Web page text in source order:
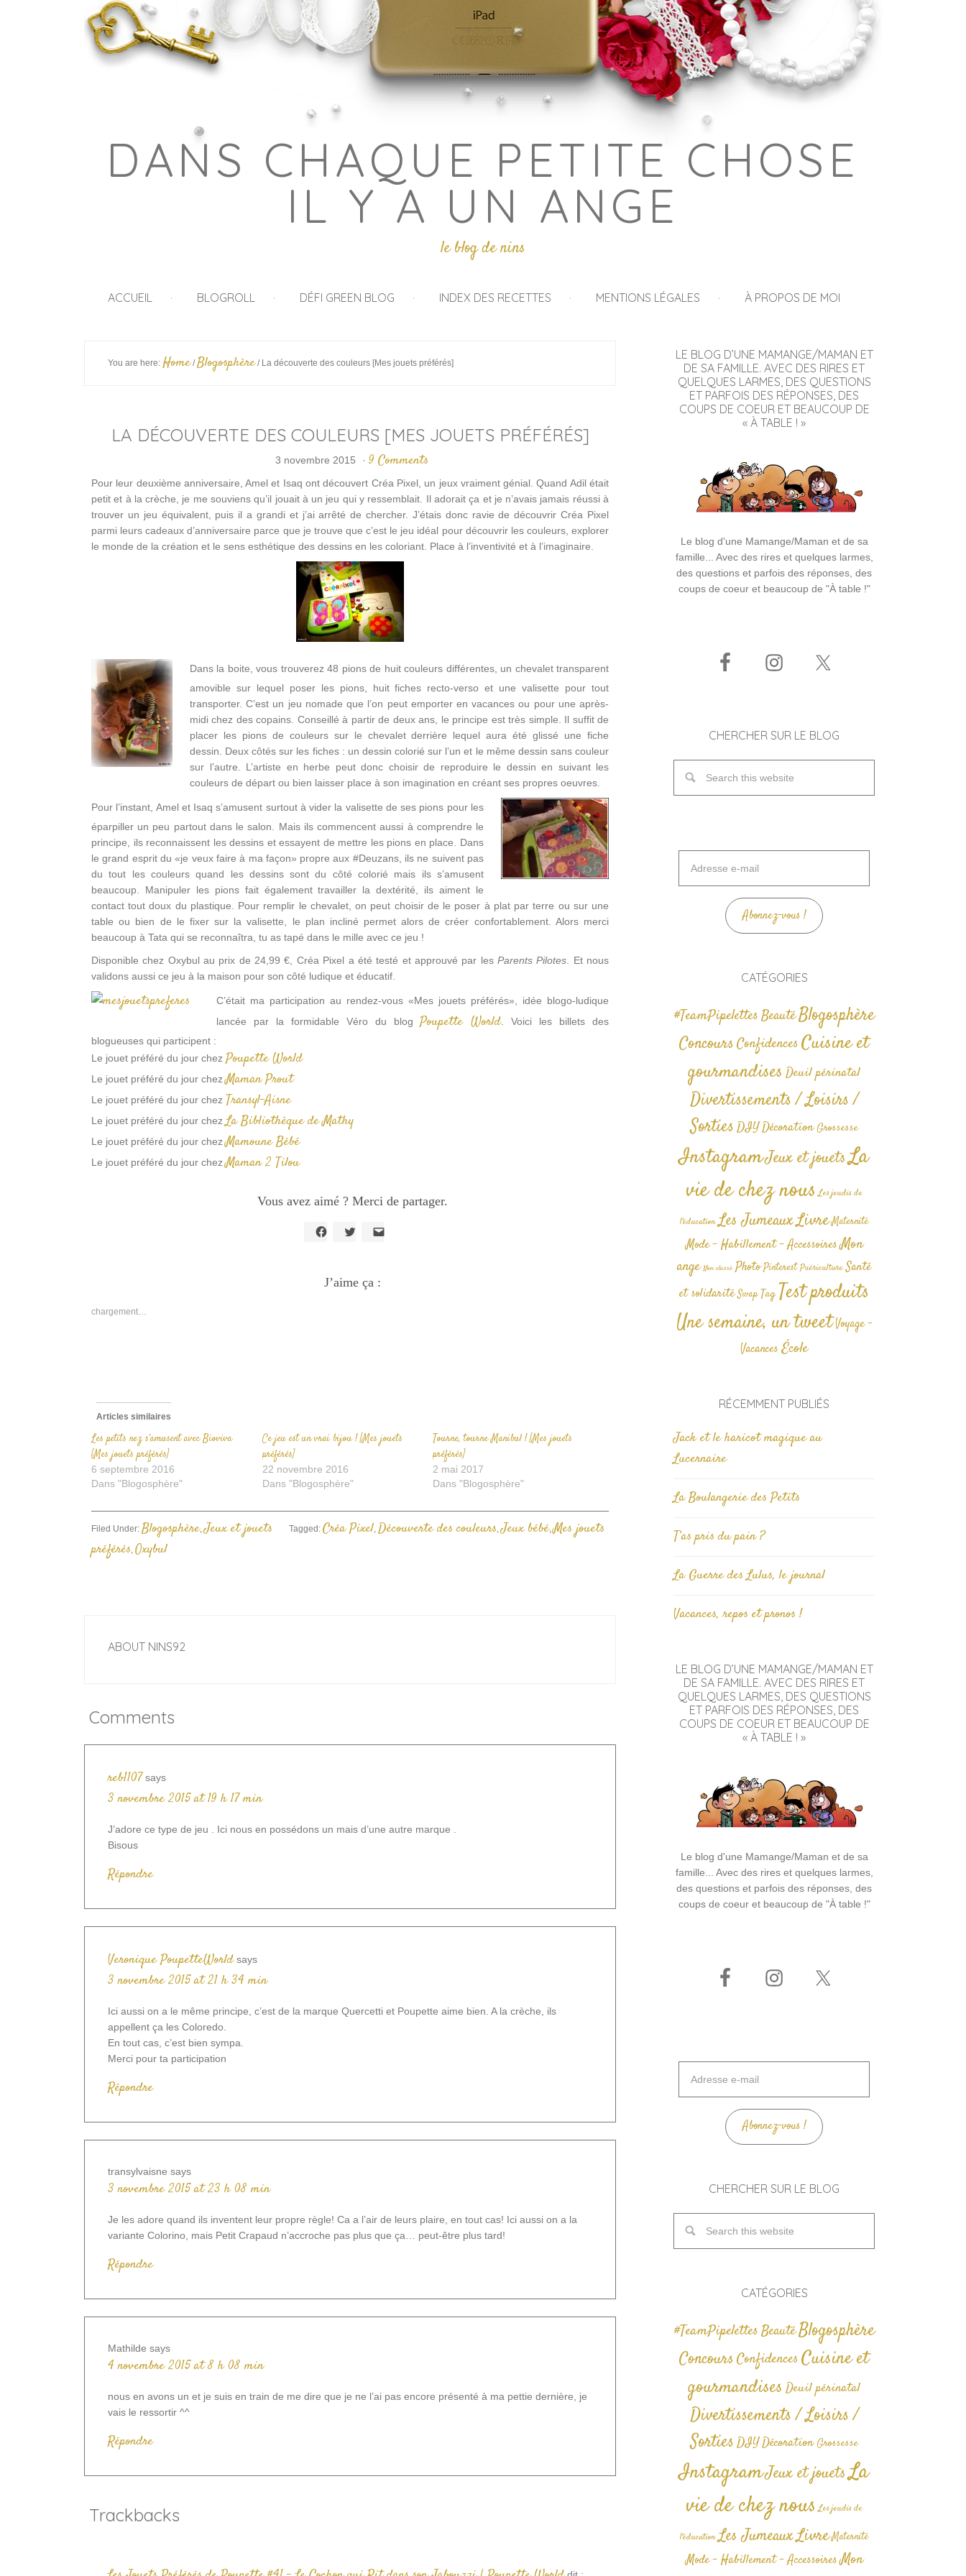
DANS CHAQUE PETITE CHOSE
IL Y A UN ANGE
le blog de nins
ACCUEIL BLOGROLL DÉFI GREEN BLOG INDEX DES RECETTES MENTIONS LÉGALES À PROPOS DE MOI
You are here: Home / Blogosphère /La découverte des couleurs [Mes jouets préférés]
LA DÉCOUVERTE DES COULEURS [MES JOUETS PRÉFÉRÉS]
3 novembre 2015 · 9 Comments
Pour leur deuxième anniversaire, Amel et Isaq ont découvert Créa Pixel, un jeux vraiment génial. Quand Adil était
petit et à la crèche, je me souviens qu’il jouait à un jeu qui y ressemblait. Il adorait ça et je n’avais jamais réussi à
trouver un jeu équivalent, puis il a grandi et j’ai arrêté de chercher. J’étais donc ravie de découvrir Créa Pixel
parmi leurs cadeaux d’anniversaire parce que je trouve que c’est le jeu idéal pour découvrir les couleurs, explorer
le monde de la création et le sens esthétique des dessins en les coloriant. Place à l’inventivité et à l’imaginaire.
Dans la boite, vous trouverez 48 pions de huit couleurs différentes, un chevalet transparent
amovible sur lequel poser les pions, huit fiches recto-verso et une valisette pour tout
transporter. C’est un jeu nomade que l’on peut emporter en vacances ou pour une après-
midi chez des copains. Conseillé à partir de deux ans, le principe est très simple. Il suffit de
placer les pions de couleurs sur le chevalet derrière lequel aura été glissé une fiche
dessin. Deux côtés sur les fiches : un dessin colorié sur l’un et le même dessin sans couleur
sur l’autre. L’artiste en herbe peut donc choisir de reproduire le dessin en suivant les
couleurs de départ ou bien laisser place à son imagination en créant ses propres oeuvres.
Pour l’instant, Amel et Isaq s’amusent surtout à vider la valisette de ses pions pour les
éparpiller un peu partout dans le salon. Mais ils commencent aussi à comprendre le
principe, ils reconnaissent les dessins et essayent de mettre les pions en place. Dans
le grand esprit du «je veux faire à ma façon» propre aux #Deuzans, ils ne suivent pas
du tout les couleurs quand les dessins sont du côté colorié mais ils s’amusent
beaucoup. Manipuler les pions fait également travailler la dextérité, ils aiment le
contact tout doux du plastique. Pour remplir le chevalet, on peut choisir de le poser à plat par terre ou sur une
table ou bien de le fixer sur la valisette, le plan incliné permet alors de créer confortablement. Alors merci
beaucoup à Tata qui se reconnaîtra, tu as tapé dans le mille avec ce jeu !
Disponible chez Oxybul au prix de 24,99 €, Créa Pixel a été testé et approuvé par les Parents Pilotes . Et nous
validons aussi ce jeu à la maison pour son côté ludique et éducatif.
C’était ma participation au rendez-vous «Mes jouets préférés», idée blogo-ludique
lancée par la formidable Véro du blogPoupette World. Voici les billets des
blogueuses qui participent :
Le jouet préféré du jour chez Poupette World
Le jouet préféré du jour chezMaman Prout
Le jouet préféré du jour chez Transyl-Aisne
Le jouet préféré du jour chez La Bibliothèque de Mathy
Le jouet préféré du jour chezMamoune Bébé
Le jouet préféré du jour chezMaman 2 Tilou
Vous avez aimé ? Merci de partager.
Facebook(ouvre
dans
Twitter(ouvre
dans
lien
par
J’aime ça :
chargement…
Articles similaires
Les petits nez s’amusent avec Bioviva
[Mes jouets préférés]
6 septembre 2016
Dans "Blogosphère"
Ce jeu est un vrai bijou ! [Mes jouets
préférés]
22 novembre 2016
Dans "Blogosphère"
Tourne, tourne Manibul ! [Mes jouets
préférés]
2 mai 2017
Dans "Blogosphère"
Filed Under: Blogosphère,Jeux et jouets Tagged: Créa Pixel, Découverte des couleurs,Jeux bébé,Mes jouets
préférés, Oxybul
ABOUT NINS92
Comments
reb1107 says
3 novembre 2015 at 19 h 17 min
J’adore ce type de jeu . Ici nous en possédons un mais d’une autre marque .
Bisous
Répondre
Veronique PoupetteWorld says
3 novembre 2015 at 21 h 34 min
Ici aussi on a le même principe, c’est de la marque Quercetti et Poupette aime bien. A la crèche, ils
appellent ça les Coloredo.
En tout cas, c’est bien sympa.
Merci pour ta participation
Répondre
transylvaisne says
3 novembre 2015 at 23 h 08 min
Je les adore quand ils inventent leur propre règle! Ca a l’air de leurs plaire, en tout cas! Ici aussi on a la
variante Colorino, mais Petit Crapaud n’accroche pas plus que ça… peut-être plus tard!
Répondre
Mathilde says
4 novembre 2015 at 8 h 08 min
nous en avons un et je suis en train de me dire que je ne l’ai pas encore présenté à ma pettie dernière, je
vais le ressortir ^^
Répondre
Trackbacks
LE BLOG D’UNE MAMANGE/MAMAN ET
DE SA FAMILLE. AVEC DES RIRES ET
QUELQUES LARMES, DES QUESTIONS
ET PARFOIS DES RÉPONSES, DES
COUPS DE COEUR ET BEAUCOUP DE
« À TABLE ! »
Le blog d'une Mamange/Maman et de sa
famille... Avec des rires et quelques larmes,
des questions et parfois des réponses, des
coups de coeur et beaucoup de "À table !"
CHERCHER SUR LE BLOG
mail
Abonnez-vous !
CATÉGORIES
#TeamPipelettesBeautéBlogosphère
ConcoursConfidences Cuisine et
gourmandises Deuil périnatal
Divertissements / Loisirs /
SortiesDIYDécoration Grossesse
InstagramJeux et jouetsLa
vie de chez nous Les jeudis de
l'éducation Les JumeauxLivre Maternité
Mode - Habillement - AccessoiresMon
ange Non classé Photo Pinterest Puériculture Santé
et solidarité Swap TagTest produits
Une semaine, un tweetVoyage -
Vacances École
RÉCEMMENT PUBLIÉS
Jack et le haricot magique au
Lucernaire
La Boulangerie des Petits
T’as pris du pain ?
La Guerre des Lulus, le journal
Vacances, repos et pronos !
LE BLOG D’UNE MAMANGE/MAMAN ET
DE SA FAMILLE. AVEC DES RIRES ET
QUELQUES LARMES, DES QUESTIONS
ET PARFOIS DES RÉPONSES, DES
COUPS DE COEUR ET BEAUCOUP DE
« À TABLE ! »
Le blog d'une Mamange/Maman et de sa
famille... Avec des rires et quelques larmes,
des questions et parfois des réponses, des
coups de coeur et beaucoup de "À table !"
mail
Abonnez-vous !
CHERCHER SUR LE BLOG
CATÉGORIES
#TeamPipelettesBeautéBlogosphère
ConcoursConfidences Cuisine et
gourmandises Deuil périnatal
Divertissements / Loisirs /
SortiesDIYDécoration Grossesse
InstagramJeux et jouetsLa
vie de chez nous Les jeudis de
l'éducation Les JumeauxLivre Maternité
Mode - Habillement - AccessoiresMon